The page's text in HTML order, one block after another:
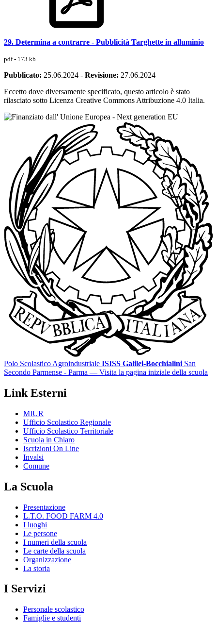
29. Determina a contrarre - Pubblicità Targhette in alluminio
pdf - 173 kb
Pubblicato: 25.06.2024 - Revisione: 27.06.2024
Eccetto dove diversamente specificato, questo articolo è stato
rilasciato sotto Licenza Creative Commons Attribuzione 4.0 Italia.
Polo Scolastico Agroindustriale ISISS Galilei-Bocchialini San
Secondo Parmense - Parma — Visita la pagina iniziale della scuola
Link Esterni
MIUR
Ufficio Scolastico Regionale
Ufficio Scolastico Territoriale
Scuola in Chiaro
Iscrizioni On Line
Invalsi
Comune
La Scuola
Presentazione
L.T.O. FOOD FARM 4.0
I luoghi
Le persone
I numeri della scuola
Le carte della scuola
Organizzazione
La storia
I Servizi
Personale scolastico
Famiglie e studenti